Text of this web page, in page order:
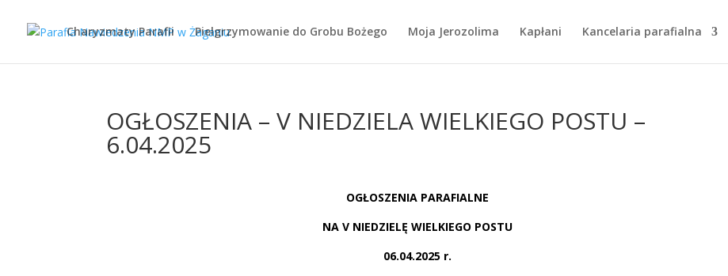
Charyzmaty Parafii Pielgrzymowanie do Grobu Bożego Moja Jerozolima Kapłani Kancelaria parafialna
OGŁOSZENIA – V NIEDZIELA WIELKIEGO POSTU –
6.04.2025
OGŁOSZENIA PARAFIALNE
NA V NIEDZIELĘ WIELKIEGO POSTU
06.04.2025 r.